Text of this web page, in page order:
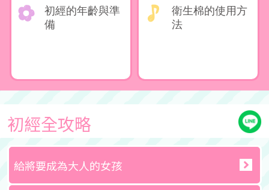
初經的年齡與準
備
衛生棉的使用方
法
初經全攻略
給將要成為大人的女孩